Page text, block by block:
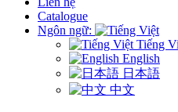
Catalogue
Ngôn ngữ:
Tiếng
English
日本語
中文